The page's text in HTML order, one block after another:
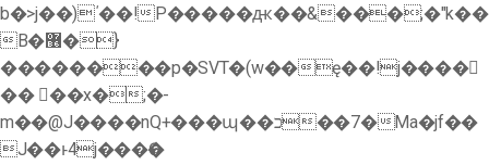
b�>j��)΄��!P�����ԫ��&���;�"k��
B�޶�}
��������p�SVT�(w��ę��!j����
�� ��x�;�-
m��@J����nQ+���պ��כ��7�Ma�jf��
J��ͱ4j���Ѳ�